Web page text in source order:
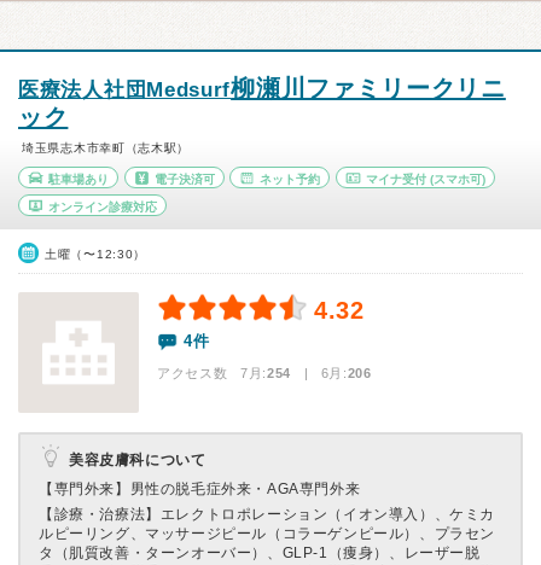
医療法人社団Medsurf柳瀬川ファミリークリニ
ック
埼玉県志木市幸町（志木駅）
駐車場あり 電子決済可 ネット予約 マイナ受付 (スマホ可)
オンライン診療対応
土曜（〜12:30）
4.32
4件
アクセス数 7月:254 | 6月:206
美容皮膚科について
【専門外来】 男性の脱毛症外来・AGA専門外来
【診療・治療法】 エレクトロポレーション（イオン導入）、ケミカ
ルピーリング、マッサージピール（コラーゲンピール）、プラセン
タ（肌質改善・ターンオーバー）、GLP-1（痩身）、レーザー脱